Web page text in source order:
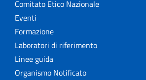
Comitato Etico Nazionale
Eventi
Formazione
Laboratori di riferimento
Linee guida
Organismo Notificato